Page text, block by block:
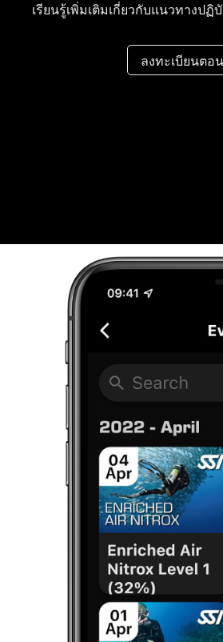
เรียนรู้เพิ่มเติมเกี่ยวกับแนวทางป
ลงทะเบียนตอ